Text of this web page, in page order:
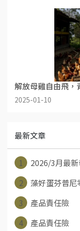
解放母雞自由飛，
2025-01-10
最新文章
1
2026/3月最
2
藻好蛋芬普尼
3
產品責任險
4
產品責任險